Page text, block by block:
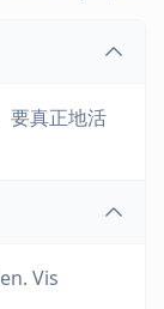
要真正地活
Vis